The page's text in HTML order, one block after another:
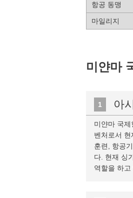
항공 동맹
마일리지
미얀마
1 아
미얀마 국
벤처로서
훈련, 항공
다. 현재 싱
역할을 하고